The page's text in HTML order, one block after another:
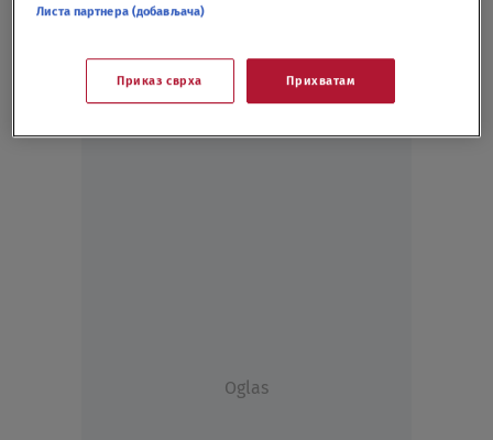
Oglas
Листа партнера (добављача)
Приказ сврха Прихватам